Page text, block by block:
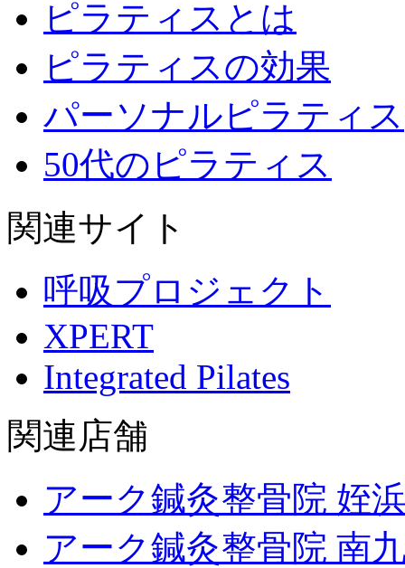
ピラティスとは
ピラティスの効果
パーソナルピラティス
50代のピラティス
関連サイト
呼吸プロジェクト
XPERT
Integrated Pilates
関連店舗
アーク鍼灸整骨院 姪
アーク鍼灸整骨院 南